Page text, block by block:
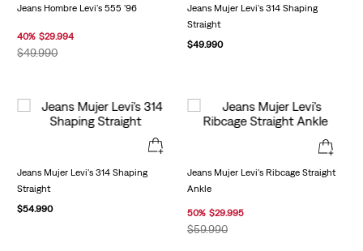
Jeans Hombre Levi's 555 '96
40% $29.994
$49.990
Jeans Mujer Levi's 314 Shaping
Straight
$49.990
Jeans Mujer Levi's 314 Shaping
Straight
$54.990
Jeans Mujer Levi's Ribcage Straight
Ankle
50% $29.995
$59.990